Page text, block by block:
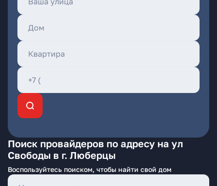
Поиск провайдеров по адресу на ул
Свободы в г. Люберцы
Воспользуйтесь поиском, чтобы найти свой дом